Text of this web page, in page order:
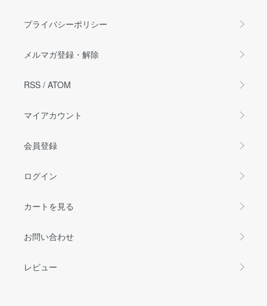
プライバシーポリシー
メルマガ登録・解除
RSS / ATOM
マイアカウント
会員登録
ログイン
カートを見る
お問い合わせ
レビュー